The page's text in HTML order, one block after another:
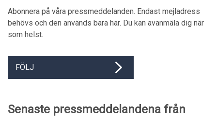
Abonnera på våra pressmeddelanden. Endast mejladress
behövs och den används bara här. Du kan avanmäla dig när
som helst.
FÖLJ
Senaste pressmeddelandena från